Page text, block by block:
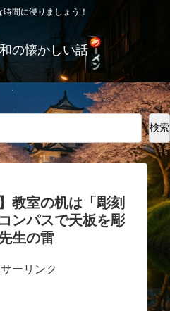
間に浸りましょう！
の懐かしい話
検索
教室の机は「彫刻
ンパスで天板を彫
生の雷
ーリンク